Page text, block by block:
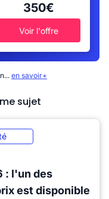
350€
Voir l'offre
en savoir+
sujet
: l'un des
est disponible